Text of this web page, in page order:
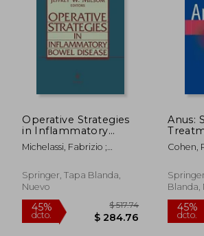
Operative Strategies
in Inflammatory
Bowel Disease (en
Inglés)
Michelassi, Fabrizio ;
Springer, Tapa Blanda,
Nuevo
Anus:
Cohen,
Blanda,